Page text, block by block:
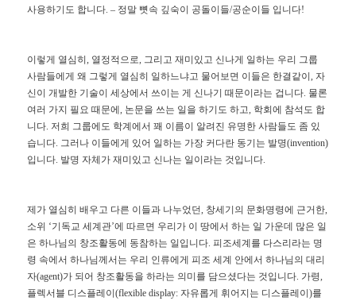
사용하기도 합니다. – 정말 뼛속 깊숙이 공돌이들/공순이들 입니다!
이렇게 열심히, 열정적으로, 그리고 재미있고 신나게 일하는 우리 그룹
사람들에게 왜 그렇게 열심히 일하느냐고 물어보면 이들은 한결같이, 자
신이 개발한 기술이 세상에서 쓰이는 게 신나기 때문이라는 겁니다. 물론
여러 가지 필요 때문에, 논문을 쓰는 일을 하기도 하고, 학회에 참석도 합
니다. 저희 그룹에도 학계에서 꽤 이름이 알려진 유명한 사람들도 좀 있
습니다. 그러나 이들에게 있어 일하는 가장 커다란 동기는 발명(invention)
입니다. 발명 자체가 재미있고 신나는 일이라는 것입니다.
제가 열심히 배우고 다른 이들과 나누었던, 창세기의 문화명령에 근거한,
소위 ‘기독교 세계관’에 따르면 우리가 이 땅에서 하는 일 가운데 많은 일
은 하나님의 창조활동에 동참하는 일입니다.피조세계를 다스리라는 명
령 속에서 하나님께서는 우리 인류에게 피조 세계 안에서 하나님의 대리
자(agent)가 되어 창조활동을 하라는 의미를 담으셨다는 것입니다. 가령,
플렉서블 디스플레이(flexible display: 자유롭게 휘어지는 디스플레이)를